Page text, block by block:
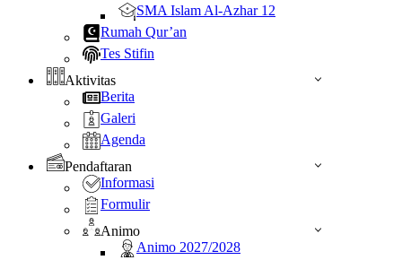
SMA Islam Al-Azhar 12
Rumah Qur’an
Tes Stifin
Aktivitas
Berita
Galeri
Agenda
Pendaftaran
Informasi
Formulir
Animo
Animo 2027/2028